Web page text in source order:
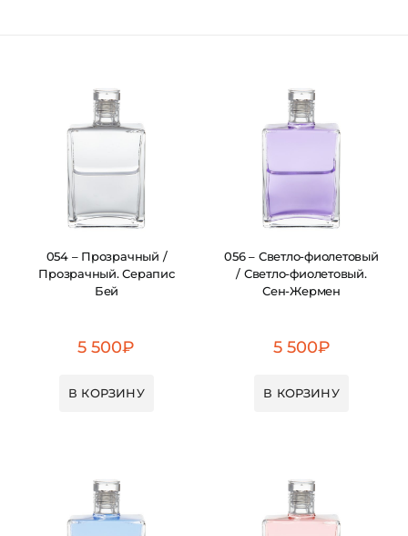
ПОЛНЫЕ КОМПЛЕКТЫ
БЛОГ
054 – Прозрачный /
Прозрачный. Серапис
Бей
5 500₽
В КОРЗИНУ
056 – Светло-фиолетовый
/ Светло-фиолетовый.
Сен-Жермен
5 500₽
В КОРЗИНУ